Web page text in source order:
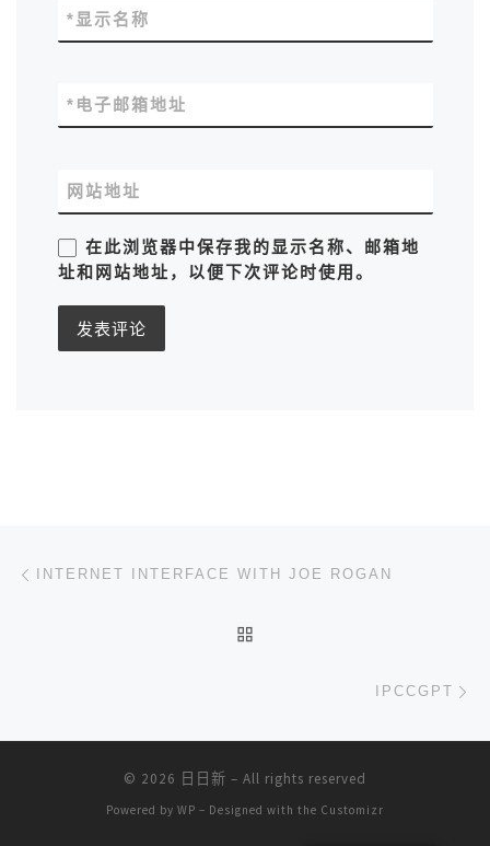
显示名称
*
电子邮箱地址
*
网站地址
在此浏览器中保存我的显示名称、邮箱地
址和网站地址，以便下次评论时使用。
文章导航
INTERNET INTERFACE WITH JOE ROGAN
IPCCGPT
© 2026 日日新 – All rights reserved
Powered by WP – Designed with the Customizr